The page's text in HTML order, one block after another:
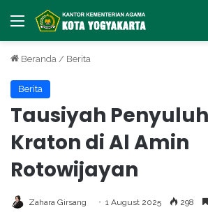
Menu
Beranda / Berita
Berita
Tausiyah
Kraton di Al Amin
Rotowijayan
Zahara Girsang 1 August 2025 298